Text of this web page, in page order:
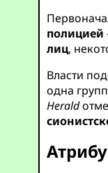
полицией
лиц,
Власти
одна
Herald